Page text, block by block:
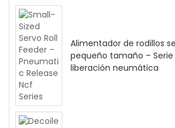
Alimentador de rodillos
pequeño tamaño – Serie
liberación neumática